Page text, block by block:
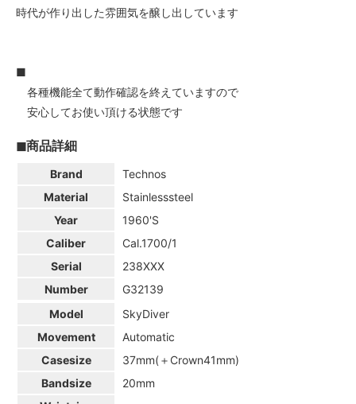
時代が作り出した雰囲気を醸し出しています
■
各種機能全て動作確認を終えていますので
安心してお使い頂ける状態です
◼商品詳細
Brand
Technos
Material
Stainlesssteel
Year
1960'S
Caliber
Cal.1700/1
Serial
238XXX
Number
G32139
Model
SkyDiver
Movement
Automatic
Casesize
37mm(＋Crown41mm)
Bandsize
20mm